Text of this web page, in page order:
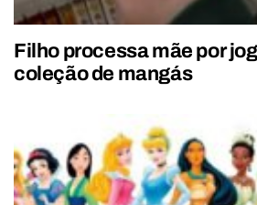
Filho processa mãe por
coleção de mangás